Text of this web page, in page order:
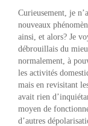
Curieusement, je
nouveaux
ainsi, et alors? Je
débrouillais du
normalement, à
les activités
mais en revisitant
avait rien
moyen de
d’autres